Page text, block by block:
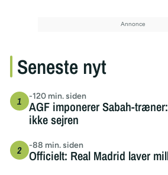
Seneste nyt
-120 min. siden
AGF imponerer Sabah-
ikke sejren
-88 min. siden
Officielt: Real Madrid laver